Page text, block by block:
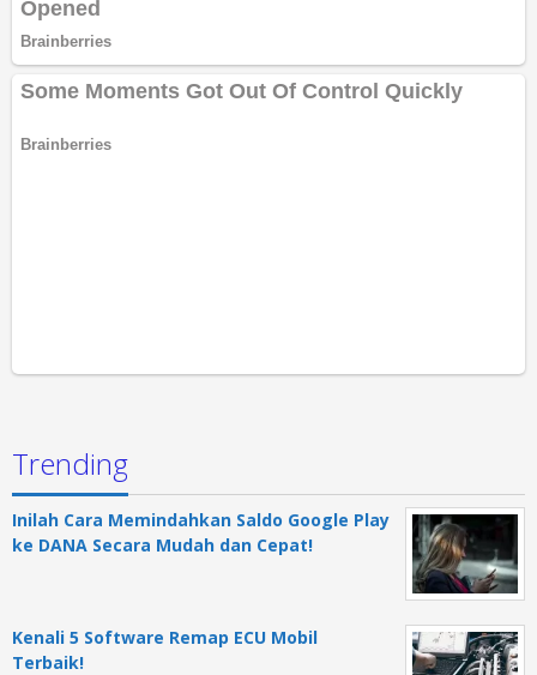
Trending
Inilah Cara Memindahkan Saldo Google Play
ke DANA Secara Mudah dan Cepat!
Kenali 5 Software Remap ECU Mobil
Terbaik!